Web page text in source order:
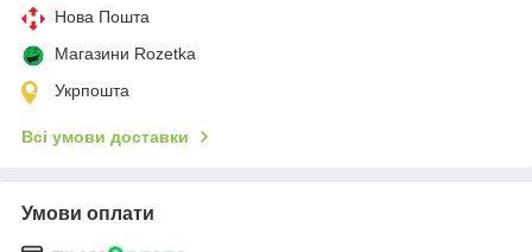
Нова Пошта
Магазини Rozetka
Укрпошта
Всі умови доставки
Умови оплати